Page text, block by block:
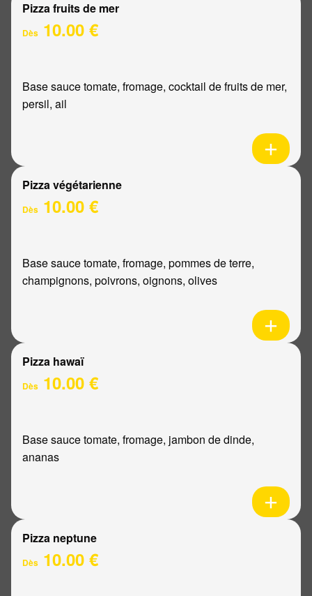
Pizza fruits de mer
Dès 10.00 €
Base sauce tomate, fromage, cocktail de fruits de mer,
persil, ail
Pizza végétarienne
Dès 10.00 €
Base sauce tomate, fromage, pommes de terre,
champignons, poivrons, oignons, olives
Pizza hawaï
Dès 10.00 €
Base sauce tomate, fromage, jambon de dinde,
ananas
Pizza neptune
Dès 10.00 €